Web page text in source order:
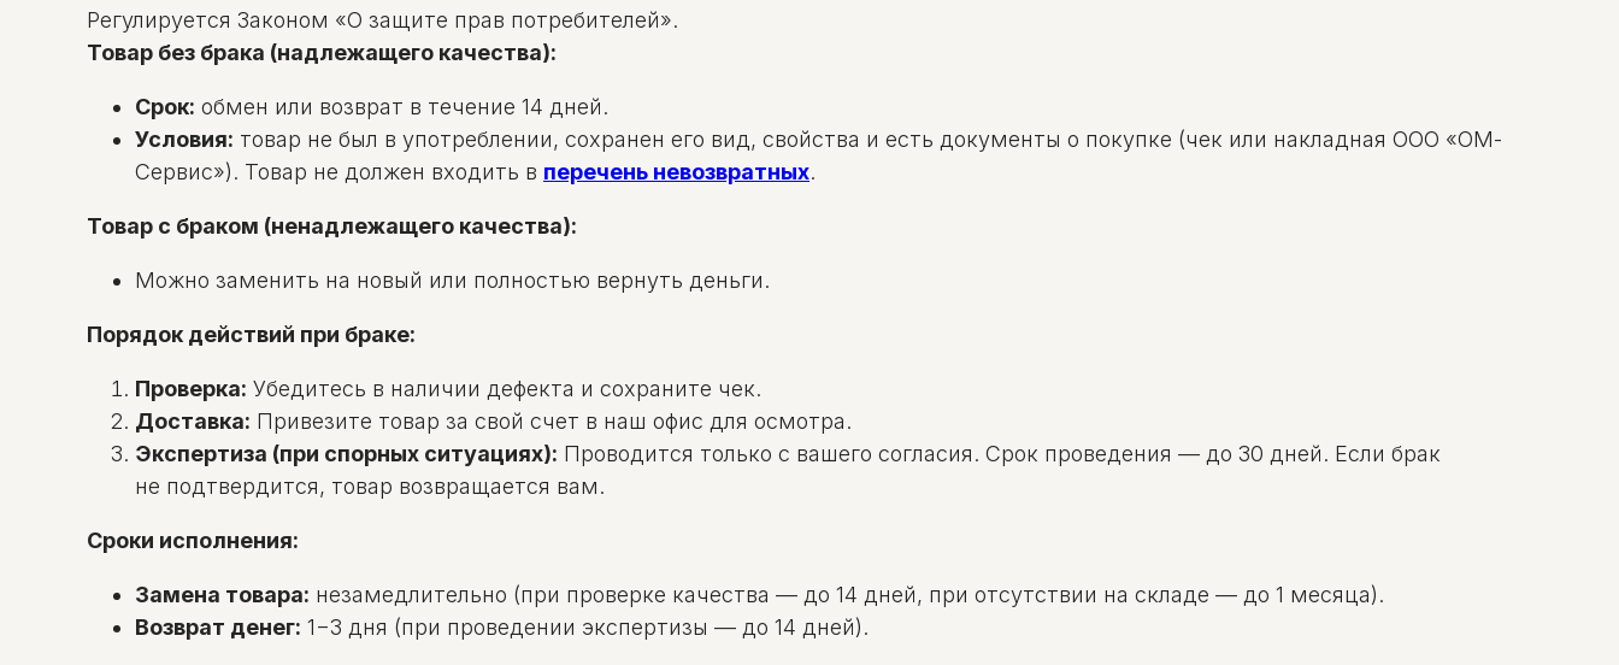
Регулируется Законом «О защите прав потребителей».
Товар без брака (надлежащего качества):
Срок: обмен или возврат в течение 14 дней.
Условия: товар не был в употреблении, сохранен его вид, свойства и есть документы о покупке (чек или накладная ООО «ОМ-
Сервис»). Товар не должен входить в перечень невозвратных.
Товар с браком (ненадлежащего качества):
Можно заменить на новый или полностью вернуть деньги.
Порядок действий при браке:
Проверка: Убедитесь в наличии дефекта и сохраните чек.
Доставка: Привезите товар за свой счет в наш офис для осмотра.
Экспертиза (при спорных ситуациях): Проводится только с вашего согласия. Срок проведения — до 30 дней. Если брак
не подтвердится, товар возвращается вам.
Сроки исполнения:
Замена товара: незамедлительно (при проверке качества — до 14 дней, при отсутствии на складе — до 1 месяца).
Возврат денег: 1−3 дня (при проведении экспертизы — до 14 дней).